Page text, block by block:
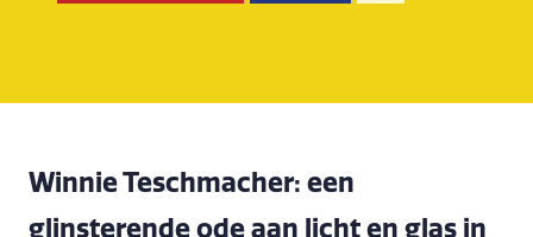
Winnie Teschmacher: een
glinsterende ode aan licht en glas in